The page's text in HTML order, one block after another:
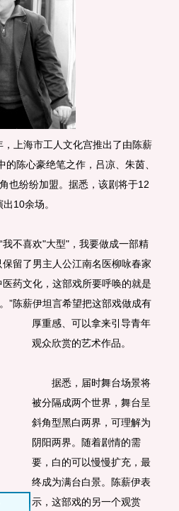
上海市工人文化宫推出了由陈薪
陈心豪绝笔之作，吕凉、朱茵、
也纷纷加盟。据悉，该剧将于12
10余场。
不喜欢"大型"，我要做成一部精
留了男主人公江南名医柳咏春家
药文化，这部戏所要呼唤的就是
”陈薪伊坦言希望把这部戏做成有
厚重感、可以拿来引导青年
观众欣赏的艺术作品。
据悉，届时舞台场景将
被分隔成两个世界，舞台呈
斜角型黑白两界，可理解为
阴阳两界。随着剧情的需
要，白的可以慢慢扩充，最
终成为满台白景。陈薪伊表
示，这部戏的另一个观赏